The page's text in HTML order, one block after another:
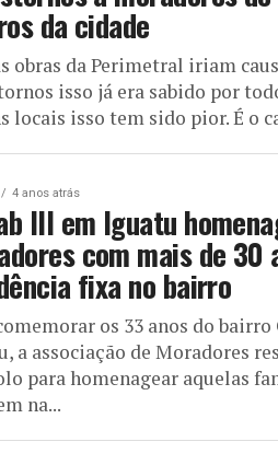
da cidade
obras da Perimetral iriam
isso já era sabido por
locais isso tem sido pior. É o
4 anos atrás
III em Iguatu
com mais de 30
fixa no bairro
os 33 anos do
a associação de Moradores
para homenagear aquelas
na...